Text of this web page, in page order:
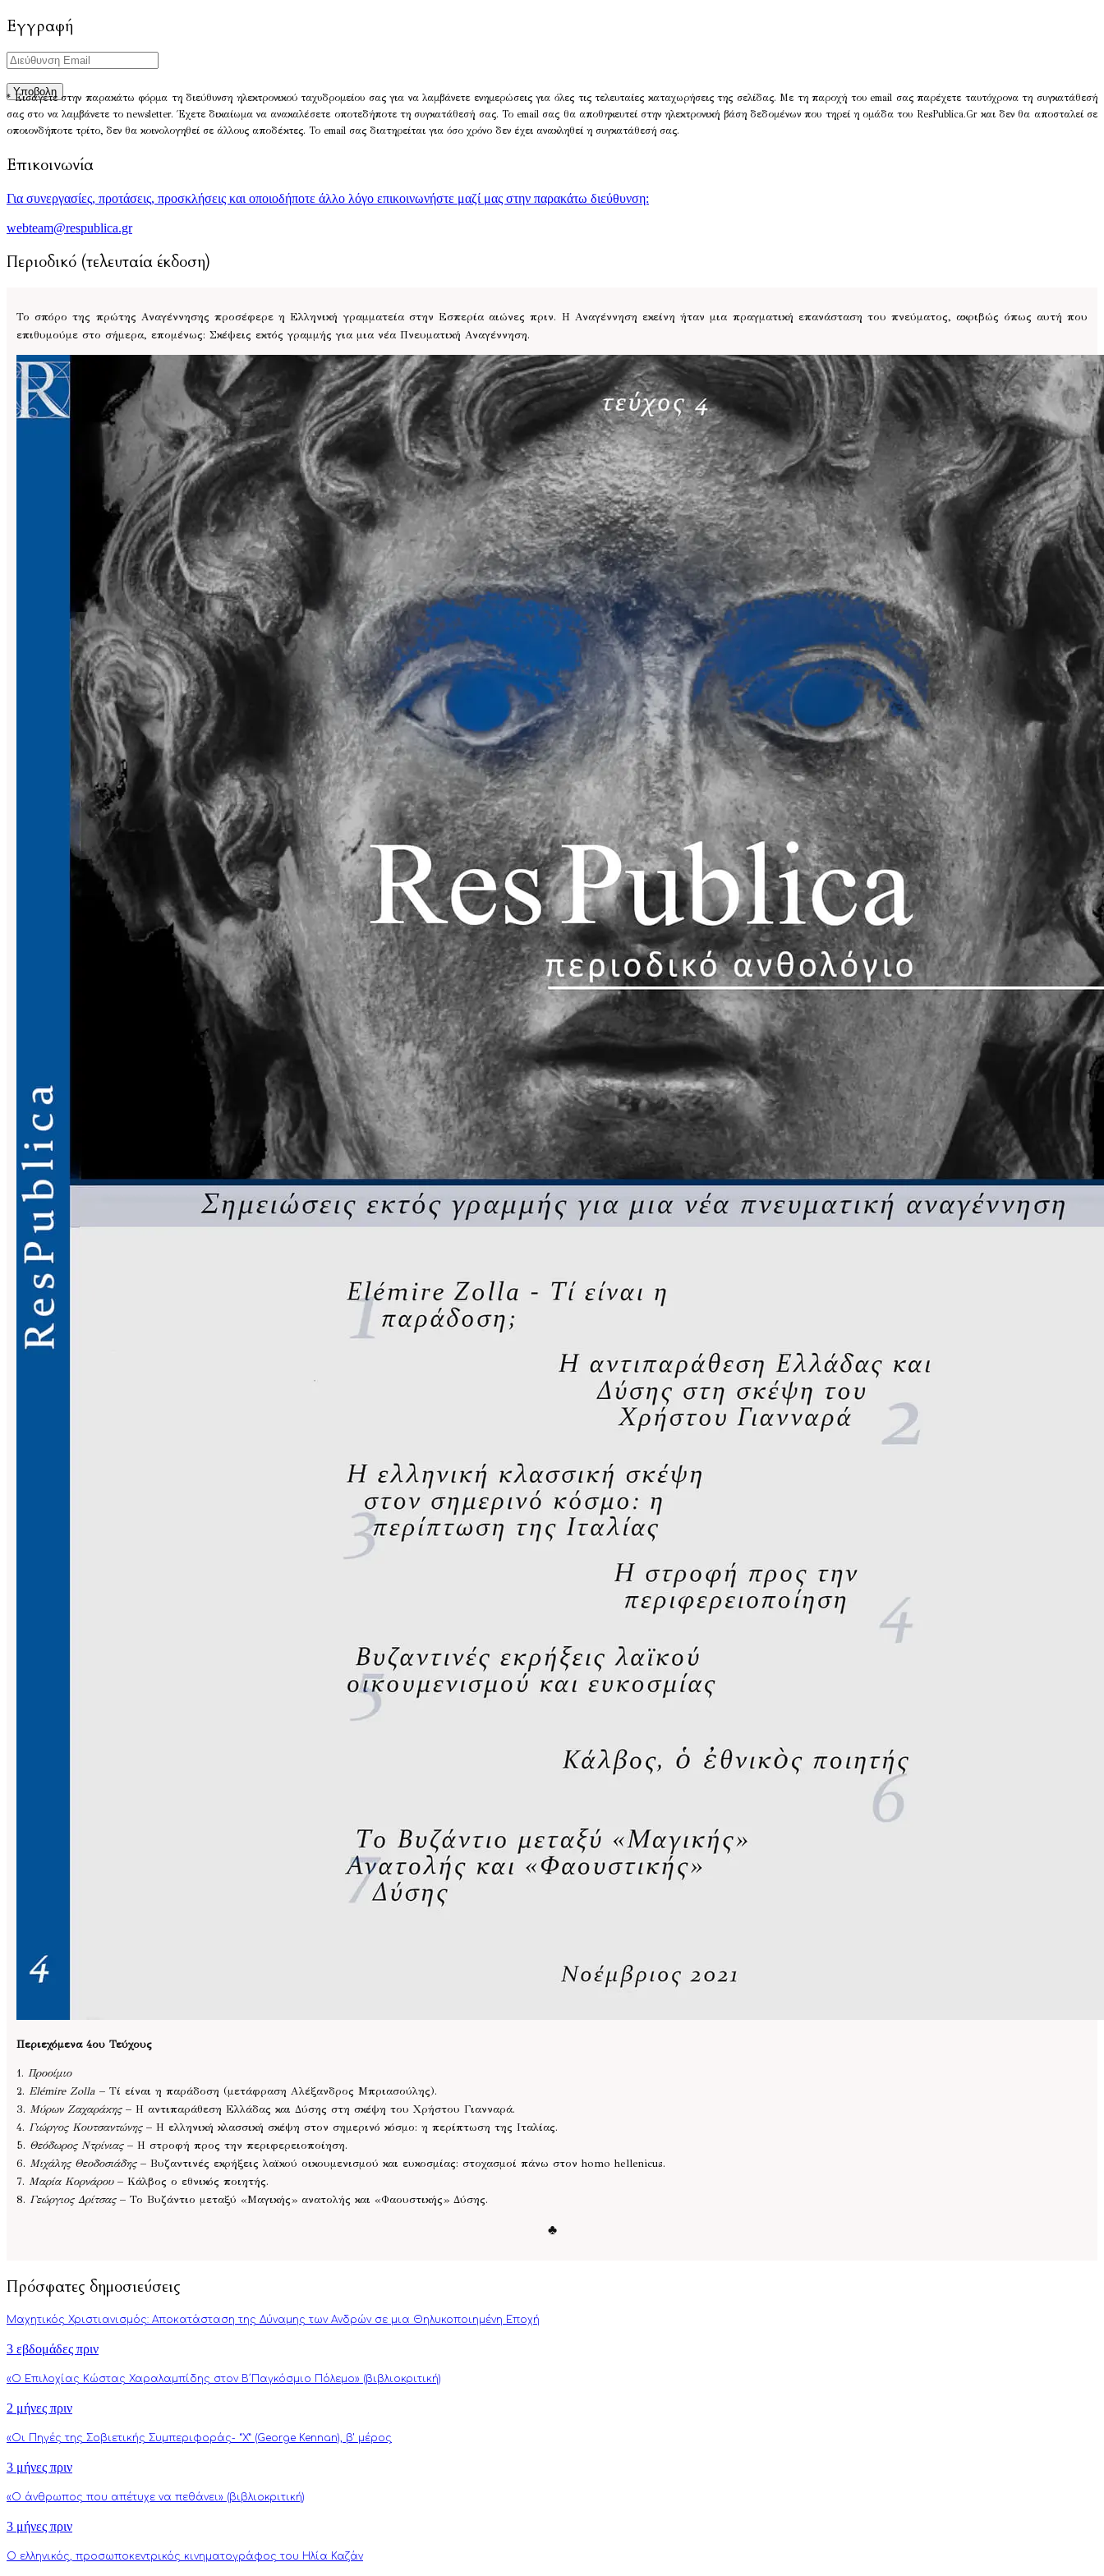
Εγγραφή
* Εισάγετε στην παρακάτω φόρμα τη διεύθυνση ηλεκτρονικού ταχυδρομείου σας για να λαμβάνετε ενημερώσεις για όλες τις τελευταίες καταχωρήσεις της σελίδας. Με τη παροχή του email σας παρέχετε ταυτόχρονα τη συγκατάθεσή
σας στο να λαμβάνετε το newsletter. Έχετε δικαίωμα να ανακαλέσετε οποτεδήποτε τη συγκατάθεσή σας. Το email σας θα αποθηκευτεί στην ηλεκτρονική βάση δεδομένων που τηρεί η ομάδα του ResPublica.Gr και δεν θα αποσταλεί σε
οποιονδήποτε τρίτο, δεν θα κοινολογηθεί σε άλλους αποδέκτες. Το email σας διατηρείται για όσο χρόνο δεν έχει ανακληθεί η συγκατάθεσή σας.
Επικοινωνία
Για συνεργασίες, προτάσεις, προσκλήσεις και οποιοδήποτε άλλο λόγο επικοινωνήστε μαζί μας στην παρακάτω διεύθυνση:
webteam@respublica.gr
Περιοδικό (τελευταία έκδοση)
Το σπόρο της πρώτης Αναγέννησης προσέφερε η Ελληνική γραμματεία στην Εσπερία αιώνες πριν. Η Αναγέννηση εκείνη ήταν μια πραγματική επανάσταση του πνεύματος, ακριβώς όπως αυτή που
επιθυμούμε στο σήμερα, επομένως: Σκέψεις εκτός γραμμής για μια νέα Πνευματική Αναγέννηση.
Περιεχόμενα 4ου Τεύχους
1. Προοίμιο
2. Elémire Zolla – Τί είναι η παράδοση (μετάφραση Αλέξανδρος Μπριασούλης).
3. Μύρων Ζαχαράκης– Η αντιπαράθεση Ελλάδας και Δύσης στη σκέψη του Χρήστου Γιανναρά.
4. Γιώργος Κουτσαντώνης– Η ελληνική κλασσική σκέψη στον σημερινό κόσμο: η περίπτωση της Ιταλίας.
5. Θεόδωρος Ντρίνιας– Η στροφή προς την περιφερειοποίηση.
6. Μιχάλης Θεοδοσιάδης– Βυζαντινές εκρήξεις λαϊκού οικουμενισμού και ευκοσμίας: στοχασμοί πάνω στον homo hellenicus.
7. Μαρία Κορνάρου– Κάλβος ο εθνικός ποιητής.
8. Γεώργιος Δρίτσας– Το Βυζάντιο μεταξύ «Μαγικής» ανατολής και «Φαουστικής» Δύσης.
♣
Πρόσφατες δημοσιεύσεις
Μαχητικός Χριστιανισμός: Αποκατάσταση της Δύναμης των Ανδρών σε μια Θηλυκοποιημένη Εποχή
3 εβδομάδες πριν
«Ο Επιλοχίας Κώστας Χαραλαμπίδης στον Β΄Παγκόσμιο Πόλεμο» (βιβλιοκριτική)
2 μήνες πριν
«Οι Πηγές της Σοβιετικής Συμπεριφοράς- “Χ” (George Kennan), β’ μέρος
3 μήνες πριν
«Ο άνθρωπος που απέτυχε να πεθάνει» (βιβλιοκριτική)
3 μήνες πριν
Ο ελληνικός, προσωποκεντρικός κινηματογράφος του Ηλία Καζάν